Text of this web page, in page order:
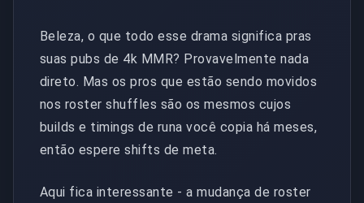
Beleza, o que todo esse drama significa pras
suas pubs de 4k MMR? Provavelmente nada
direto. Mas os pros que estão sendo movidos
nos roster shuffles são os mesmos cujos
builds e timings de runa você copia há meses,
então espere shifts de meta.
Aqui fica interessante - a mudança de roster